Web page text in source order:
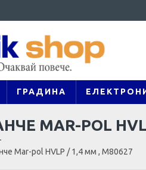
ГРАДИНА
Mar-pol HVLP / 1,4 мм , M80627
MAR-POL